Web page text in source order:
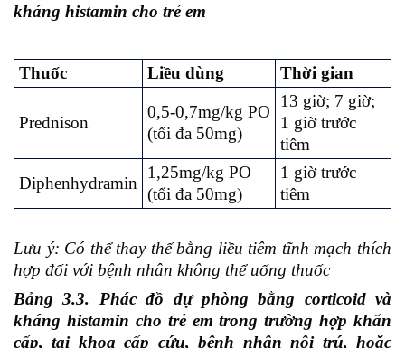
kháng histamin cho trẻ em
Thuốc Liều dùng Thời gian
Prednison
0,5-0,7mg/kg PO
(tối đa 50mg)
13 giờ; 7 giờ;
1 giờ trước
tiêm
Diphenhydramin
1,25mg/kg PO
(tối đa 50mg)
1 giờ trước
tiêm
Lưu ý: Có thể thay thế bằng liều tiêm tĩnh mạch thích
hợp đối với bệnh nhân không thể uống thuốc
Bảng 3.3. Phác đồ dự phòng bằng corticoid và
kháng histamin cho trẻ em trong trường hợp khẩn
cấp, tại khoa cấp cứu, bệnh nhân nội trú, hoặc